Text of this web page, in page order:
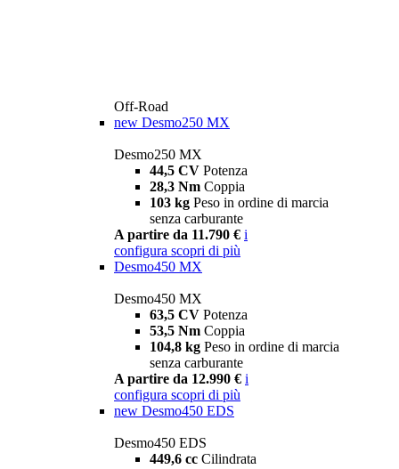
Off-Road
new Desmo250 MX
Desmo250 MX
44,5 CV Potenza
28,3 Nm Coppia
103 kg Peso in ordine di marcia
senza carburante
A partire da 11.790 € i
configura scopri di più
Desmo450 MX
Desmo450 MX
63,5 CV Potenza
53,5 Nm Coppia
104,8 kg Peso in ordine di marcia
senza carburante
A partire da 12.990 € i
configura scopri di più
new Desmo450 EDS
Desmo450 EDS
449,6 cc Cilindrata